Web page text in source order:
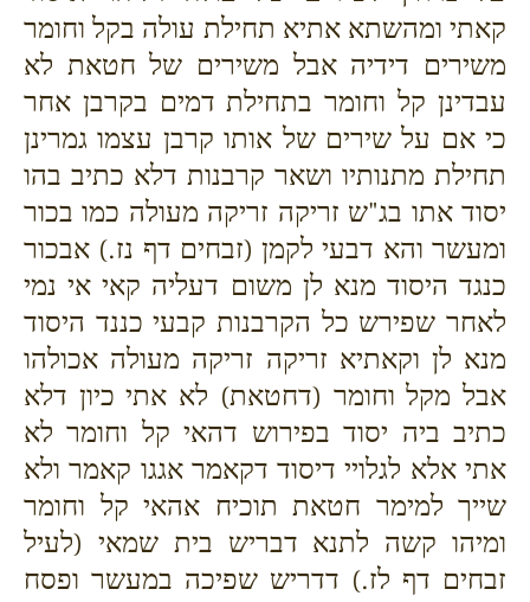
קאתי ומהשתא אתיא תחילת עולה בקל וחומר
משירים דידיה אבל משירים של חטאת לא
עבדינן קל וחומר בתחילת דמים בקרבן אחר
כי אם על שירים של אותו קרבן עצמו גמרינן
תחילת מתנותיו ושאר קרבנות דלא כתיב בהו
יסוד אתו בג"ש זריקה זריקה מעולה כמו בכור
ומעשר והא דבעי לקמן (זבחים דף נז.) אבכור
כנגד היסוד מנא לן משום דעליה קאי אי נמי
לאחר שפירש כל הקרבנות קבעי כננד היסוד
מנא לן וקאתיא זריקה זריקה מעולה אכולהו
אבל מקל וחומר (דחטאת) לא אתי כיון דלא
כתיב ביה יסוד בפירוש דהאי קל וחומר לא
אתי אלא לגלויי דיסוד דקאמר אגגו קאמר ולא
שייך למימר חטאת תוכיח אהאי קל וחומר
ומיהו קשה לתנא דבריש בית שמאי (לעיל
זבחים דף לז.) דדריש שפיכה במעשר ופסח